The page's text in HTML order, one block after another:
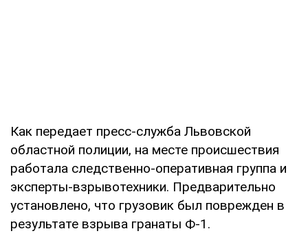
Как передает пресс-служба Львовской
областной полиции, на месте происшествия
работала следственно-оперативная группа и
эксперты-взрывотехники. Предварительно
установлено, что грузовик был поврежден в
результате взрыва гранаты Ф-1.